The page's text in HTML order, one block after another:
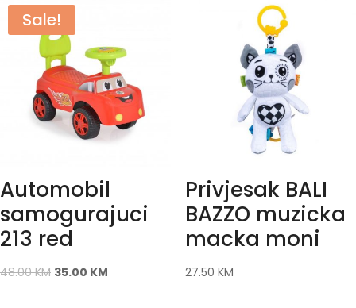
Sale!
Automobil
samogurajuci
213 red
48.00KM 35.00 KM
Privjesak BALI
BAZZO muzicka
macka moni
27.50 KM